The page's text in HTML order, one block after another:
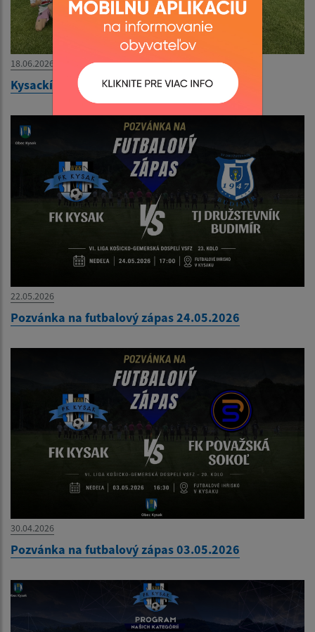
18.06.2026
Kysackí majstri U9 okresu Košice - okolie
22.05.2026
Pozvánka na futbalový zápas 24.05.2026
30.04.2026
Pozvánka na futbalový zápas 03.05.2026